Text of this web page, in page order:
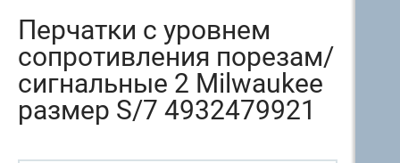
Перчатки с уровнем
сопротивления порезам/
сигнальные 2 Milwaukee
размер S/7 4932479921